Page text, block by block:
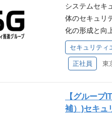
ps://
ぐ次世代プロ
net/
ps://en-
伸びしない“
om/
社を創る」を
後、時代の
させてまいり
ープ全体のセ
スセグメント
提供すること
フォーム）
ティを維持し
の効率化：
の実現 CSPM
運用：クラ
発 インシデン
び信頼性の向
び運用 定常的
ス設計および
ことができま
て、あなたの
前線で活躍し
サイバーエー
チームが提
スの成長を支
システムセキ
体のセキュリ
化の形成と向
会があり、新
なビジネス環
リティ推進グ
その他セキ
する運用ルー
らセキュリテ
セキュリティ
正社員 東
【グループ
補）)セキュ